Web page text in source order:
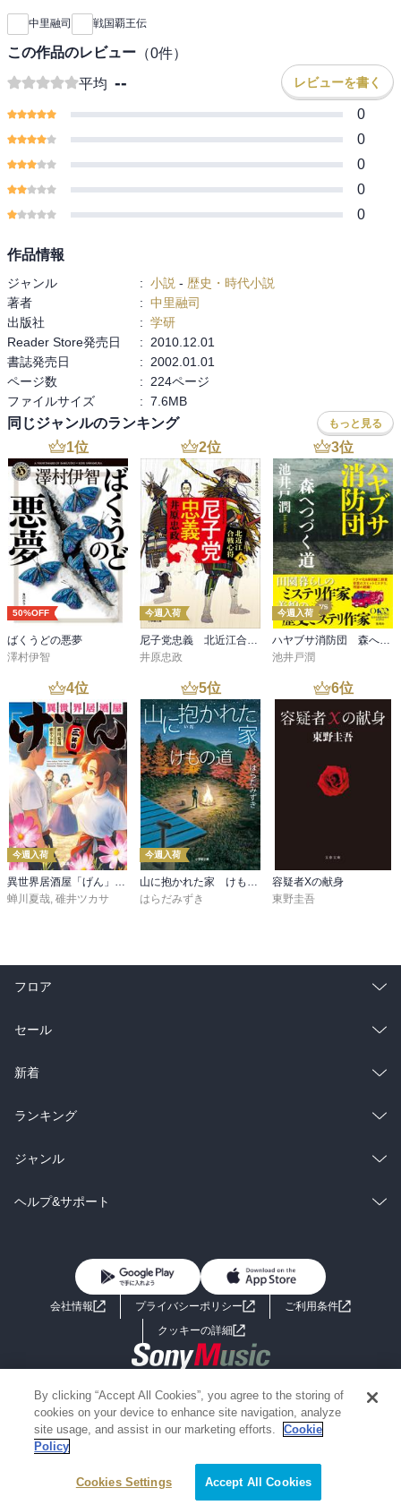
中里融司 戦国覇王伝
この作品のレビュー （0件）
平均 -- レビューを書く
0
0
0
0
0
作品情報
ジャンル : 小説 - 歴史・時代小説
著者
: 中里融司
出版社
: 学研
Reader Store発売日
:
2010.12.01
書誌発売日
:
2002.01.01
ページ数
:
224ページ
ファイルサイズ
: 7.6MB
同じジャンルのランキング もっと見る
1位
50%OFF
ばくうどの悪夢
澤村伊智
2位
今週入荷
尼子党忠義 北近江合戦心得〈八〉
井原忠政
3位
今週入荷
ハヤブサ消防団 森へつづく道
池井戸潤
4位
今週入荷
蝉川夏哉 碓井ツカサ
5位
今週入荷
はらだみずき
6位
容疑者Xの献身
東野圭吾
フロア
総合
ラノベ
雑誌・グラビア
BL・TL
セール
総合
ラノベ
雑誌・グラビア
BL・TL
新着
総合
ラノベ
雑誌・グラビア
ランキング
総合
ラノベ
ジャンル
コミック
ライトノベル 男子向けラノベ
小説
海外小説
ミステリー SF
歴史・時代小説
グラビア写真集
ヘルプ&サポート
よくあるご質問 お問い合わせ
会社情報 プライバシーポリシー
ご利用条件
クッキーの詳細
Copyright 2017 - 2026 Sony Music Entertainment(Japan) Inc.
Information on the site is for the Japan domestic market only
powered by
By clicking “Accept All Cookies”, you agree to the storing of
cookies on your device to enhance site navigation, analyze
site usage, and assist in our marketing efforts.
Cookie
Policy
Cookies Settings Accept All Cookies